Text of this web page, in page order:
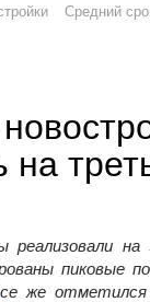
Средний
на
реализовали
пиковые
же